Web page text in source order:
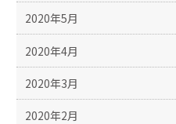
2020年5月
2020年4月
2020年3月
2020年2月